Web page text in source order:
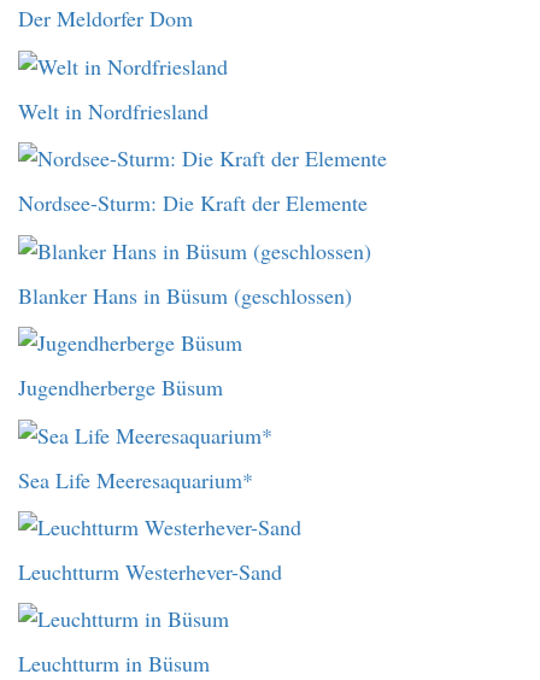
Der Meldorfer Dom
Welt in Nordfriesland
Nordsee-Sturm: Die Kraft der Elemente
Blanker Hans in Büsum (geschlossen)
Jugendherberge Büsum
Sea Life Meeresaquarium*
Leuchtturm Westerhever-Sand
Leuchtturm in Büsum